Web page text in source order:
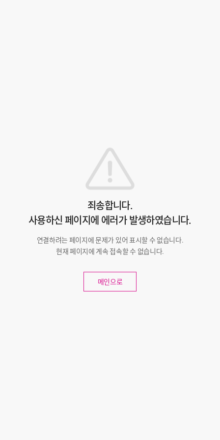
죄송합니다.
사용하신 페이지에 에러가 발생하였습니다.
연결하려는 페이지에 문제가 있어 표시할 수 없습니다.
현재 페이지에 계속 접속할 수 없습니다.
메인으로